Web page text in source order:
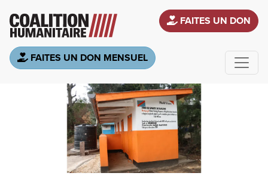
FAITES UN DON
FAITES UN DON MENSUEL